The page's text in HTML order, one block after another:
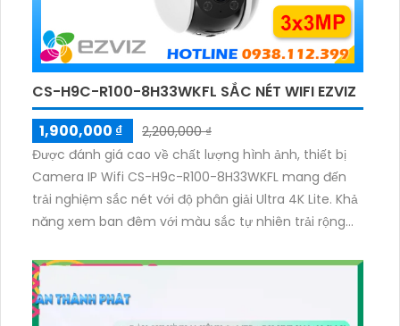
CS-H9C-R100-8H33WKFL SẮC NÉT WIFI EZVIZ
1,900,000 ₫
2,200,000 ₫
Được đánh giá cao về chất lượng hình ảnh, thiết bị
Camera IP Wifi CS-H9c-R100-8H33WKFL mang đến
trải nghiệm sắc nét với độ phân giải Ultra 4K Lite. Khả
năng xem ban đêm với màu sắc tự nhiên trải rộng
công nghệ IP Wifi tiên tiến. Lý tưởng cho lắp đặt
trong gia đình hoặc căn hộ, camera có khả năng
xoay 360 độ, cung cấp âm thanh rõ ràng và loa